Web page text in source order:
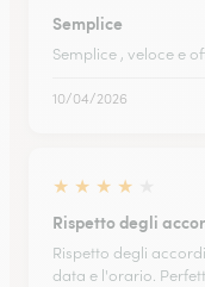
Semplice
Semplice , veloce e
10/04/2026
★ ★ ★ ★
Rispetto degli
Rispetto degli
data e l'orario.